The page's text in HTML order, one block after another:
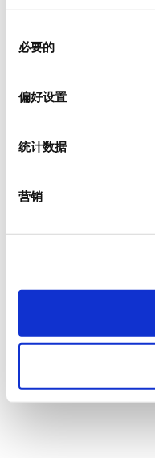
必要的
偏好设置
统计数据
营销